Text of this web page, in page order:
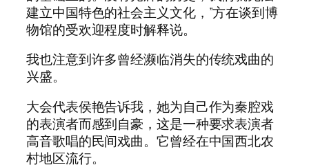
建立中国特色的社会主义文化，”方在谈到博
物馆的受欢迎程度时解释说。
我也注意到许多曾经濒临消失的传统戏曲的
兴盛。
大会代表侯艳告诉我，她为自己作为秦腔戏
的表演者而感到自豪，这是一种要求表演者
高音歌唱的民间戏曲。它曾经在中国西北农
村地区流行。